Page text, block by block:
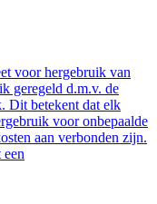
voor hergebruik van
geregeld d.m.v. de
Dit betekent dat elk
voor onbepaalde
aan verbonden zijn.
een